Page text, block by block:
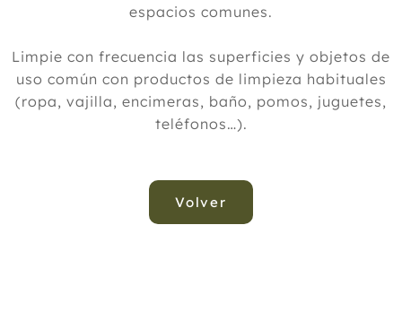
espacios comunes.
Limpie con frecuencia las superficies y objetos de
uso común con productos de limpieza habituales
(ropa, vajilla, encimeras, baño, pomos, juguetes,
teléfonos…).
Volver